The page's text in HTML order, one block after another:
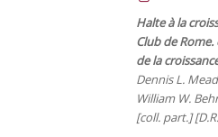
Halte à la
Club de
de la
Dennis L.
William W.
[coll. part.]